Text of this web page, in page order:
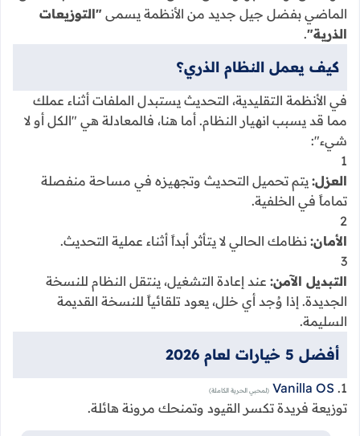
الماضي بفضل جيل جديد من الأنظمة يسمى "التوزيعات
الذرية".
كيف يعمل النظام الذري؟
في الأنظمة التقليدية، التحديث يستبدل الملفات أثناء عملك
مما قد يسبب انهيار النظام. أما هنا، فالمعادلة هي "الكل أو لا
شيء":
1
العزل: يتم تحميل التحديث وتجهيزه في مساحة منفصلة
تماماً في الخلفية.
2
الأمان: نظامك الحالي لا يتأثر أبداً أثناء عملية التحديث.
3
التبديل الآمن: عند إعادة التشغيل، ينتقل النظام للنسخة
الجديدة. إذا وُجد أي خلل، يعود تلقائياً للنسخة القديمة
السليمة.
أفضل 5 خيارات لعام 2026
1.
Vanilla OS (لمحبي الحرية الكاملة)
توزيعة فريدة تكسر القيود وتمنحك مرونة هائلة.